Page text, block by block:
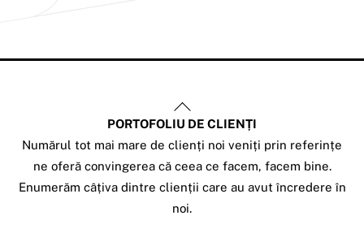
Back
To
Top
PORTOFOLIU DE CLIENȚI
Numărul tot mai mare de clienți noi veniți prin referințe
ne oferă convingerea că ceea ce facem, facem bine.
Enumerăm câțiva dintre clienții care au avut încredere în
noi.